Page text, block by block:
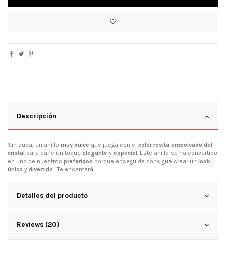
Descripción
Sin duda, un anillo muy dulce que juega con el color rosita empolvado del
cristal para darle un toque elegante y especial. Este anillo se ha convertido
en uno de nuestros preferidos porque enseguida consigue crear un look
único y divertido. ¡Te encantará!
Detalles del producto
Reviews (20)